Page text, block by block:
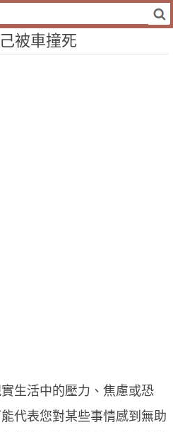
被車撞死
生活中的壓力、焦慮或恐
代表您對某些事情感到無助